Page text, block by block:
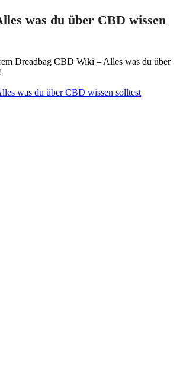
was du über CBD wissen
Dreadbag CBD Wiki – Alles was du über
was du über CBD wissen solltest